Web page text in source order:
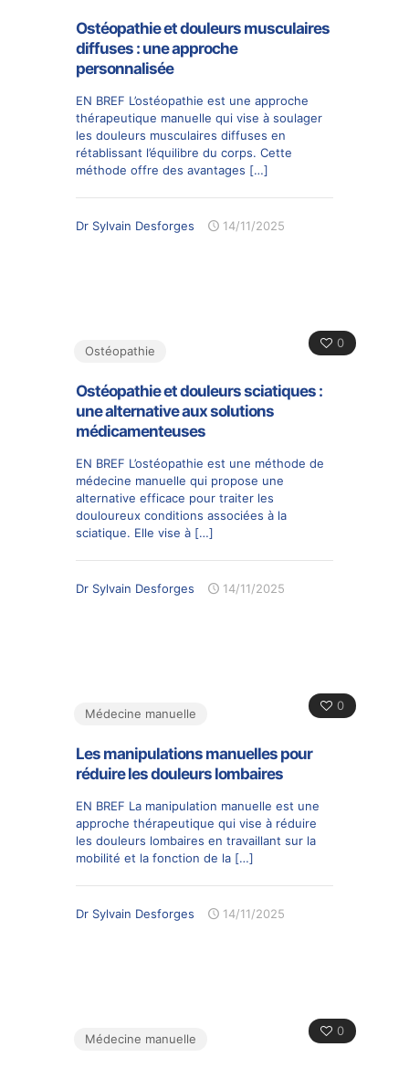
Ostéopathie et douleurs musculaires
diffuses : une approche
personnalisée
EN BREF L’ostéopathie est une approche
thérapeutique manuelle qui vise à soulager
les douleurs musculaires diffuses en
rétablissant l’équilibre du corps. Cette
méthode offre des avantages […]
Dr Sylvain Desforges 14/11/2025
0
Ostéopathie
Ostéopathie et douleurs sciatiques :
une alternative aux solutions
médicamenteuses
EN BREF L’ostéopathie est une méthode de
médecine manuelle qui propose une
alternative efficace pour traiter les
douloureux conditions associées à la
sciatique. Elle vise à […]
Dr Sylvain Desforges 14/11/2025
0
Médecine manuelle
Les manipulations manuelles pour
réduire les douleurs lombaires
EN BREF La manipulation manuelle est une
approche thérapeutique qui vise à réduire
les douleurs lombaires en travaillant sur la
mobilité et la fonction de la […]
Dr Sylvain Desforges 14/11/2025
0
Médecine manuelle